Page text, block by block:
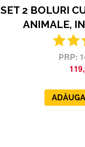
SET 2 BOLURI
ANIMALE,